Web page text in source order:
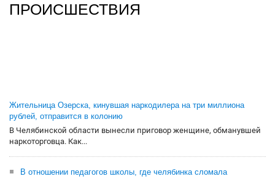
ПРОИСШЕСТВИЯ
Жительница Озерска, кинувшая наркодилера на три миллиона
рублей, отправится в колонию
В Челябинской области вынесли приговор женщине, обманувшей
наркоторговца. Как...
В отношении педагогов школы, где челябинка сломала